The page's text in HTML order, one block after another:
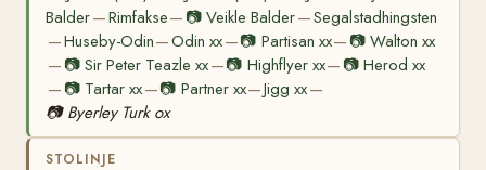
Balder—Rimfakse— 📷Veikle Balder—Segalstadhingsten
—Huseby-Odin—Odin xx—📷 Partisan xx— 📷Walton xx
— 📷Sir Peter Teazle xx—📷 Highflyer xx— 📷Herod xx
— 📷 Tartar xx—📷 Partner xx—Jigg xx—
📷 Byerley Turk ox
STOLINJE